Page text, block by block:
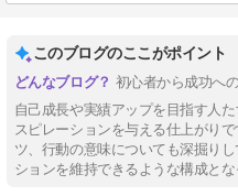
このブログのここがポイント
初心者から成功へ
自己成長や実績アップを目指す人
スピレーションを与える仕上がり
ツ、行動の意味についても深掘り
ションを維持できるような構成とな